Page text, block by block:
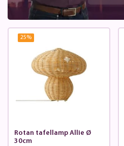
25%
Rotan tafellamp Allie Ø
30cm